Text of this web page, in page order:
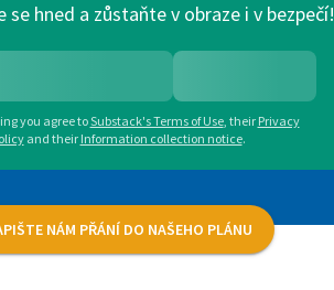
se hned a zůstaňte v obraze i v bezpečí!
you agree toSubstack's Terms of Use, their Privacy
and their Information collection notice.
NÁM PŘÁNÍ DO NAŠEHO PLÁNU